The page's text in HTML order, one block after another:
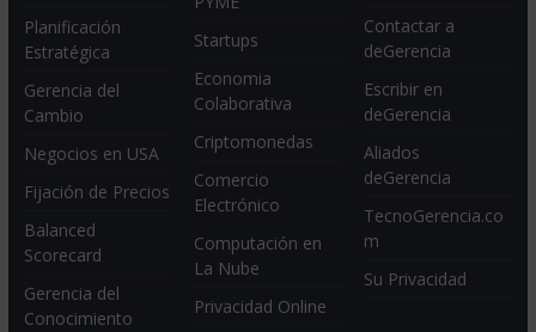
Planificación
Estratégica
Gerencia del
Cambio
Negocios en USA
Fijación de Precios
Balanced
Scorecard
Gerencia del
Conocimiento
Startups
Economia
Colaborativa
Criptomonedas
Comercio
Electrónico
Computación en
La Nube
Privacidad Online
Contactar a
deGerencia
Escribir en
deGerencia
Aliados
deGerencia
TecnoGerencia.co
m
Su Privacidad